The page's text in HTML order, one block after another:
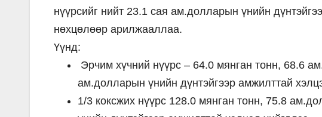
нүүрсийг нийт 23.1 сая ам.долларын үнийн
нөхцөлөөр арилжааллаа.
Үүнд:
Эрчим хүчний нүүрс – 64.0 мянган тонн, 68.6
ам.долларын үнийн дүнтэйгээр амжилттай
1/3 коксжих нүүрс 128.0 мянган тонн, 75.8